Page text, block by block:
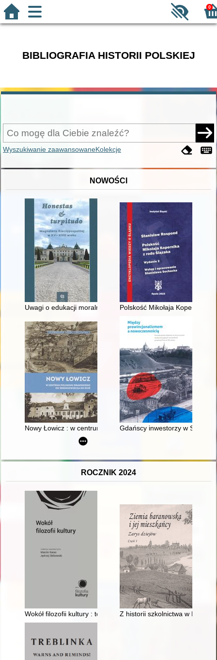
0
BIBLIOGRAFIA HISTORII POLSKIEJ
Wyszukiwanie zaawansowaneKolekcje
NOWOŚCI
Uwagi o edukacji moralnej synów szlacheckich w XVI-
Polskość Mikołaja Kopernika z
Nowy Łowicz : w centrum poligonu drawskiego od
Gdańscy inwestorzy w
ROCZNIK 2024
Wokół filozofii kultury : tom jubileuszowy dedykowany
Z historii szkolnictwa w